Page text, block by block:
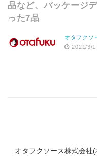
品など、パッケージ
った7品
オタフクソ
2021/3/
オタフクソース株式会社(